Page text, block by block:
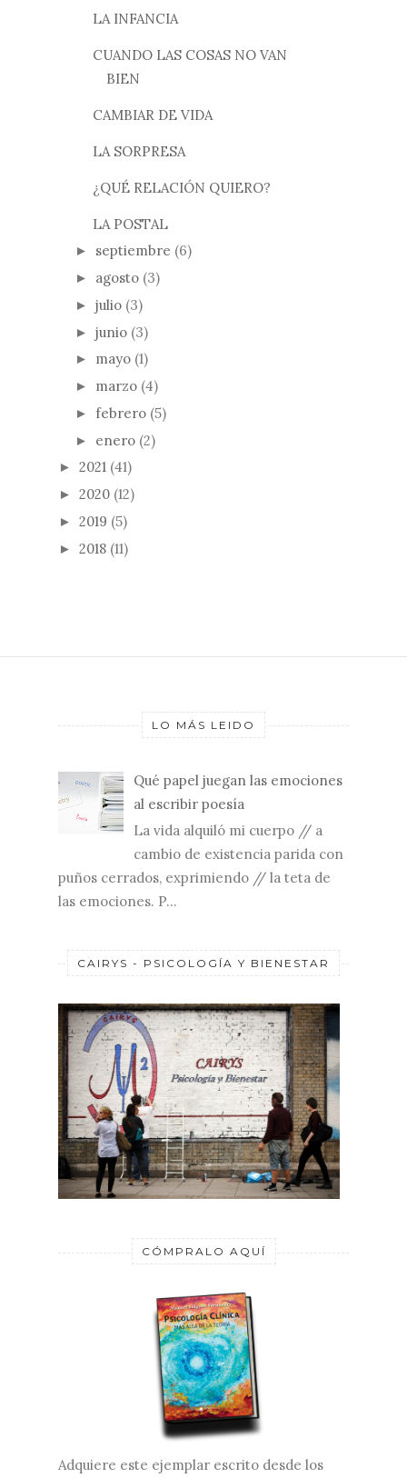
LA INFANCIA
CUANDO LAS COSAS NO VAN
BIEN
CAMBIAR DE VIDA
LA SORPRESA
¿QUÉ RELACIÓN QUIERO?
LA POSTAL
► septiembre (6)
► agosto (3)
► julio (3)
► junio (3)
► mayo (1)
► marzo (4)
► febrero (5)
► enero (2)
► 2021 (41)
► 2020 (12)
► 2019 (5)
► 2018 (11)
LO MÁS LEIDO
Qué papel juegan las emociones
al escribir poesía
La vida alquiló mi cuerpo // a
cambio de existencia parida con
puños cerrados, exprimiendo // la teta de
las emociones. P...
CAIRYS - PSICOLOGÍA Y BIENESTAR
CÓMPRALO AQUÍ
Adquiere este ejemplar escrito desde los